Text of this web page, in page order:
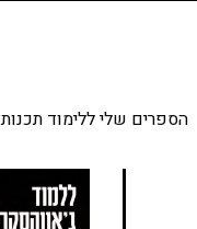
הספרים שלי ללימוד תכנות